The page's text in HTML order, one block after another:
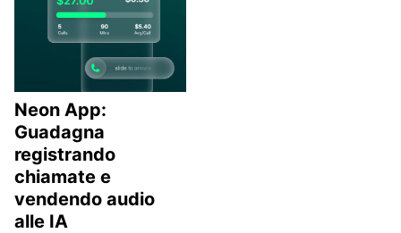
Neon App:
Guadagna
registrando
chiamate e
vendendo audio
alle IA